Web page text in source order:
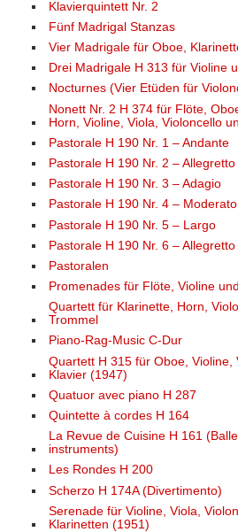
Klavierquintett Nr. 2
Fünf Madrigal Stanzas
Vier Madrigale für Oboe,
Drei Madrigale H 313 für Violine
Nocturnes (Vier Etüden für
Nonett Nr. 2 H 374 für Flöte,
Horn, Violine, Viola, Violoncello
Pastorale H 190 Nr. 1 – Andante
Pastorale H 190 Nr. 2 –
Pastorale H 190 Nr. 3 – Adagio
Pastorale H 190 Nr. 4 – Moderato
Pastorale H 190 Nr. 5 – Largo
Pastorale H 190 Nr. 6 – Allegretto
Pastoralen
Promenades für Flöte, Violine
Quartett für Klarinette, Horn,
Trommel
Piano-Rag-Music C-Dur
Quartett H 315 für Oboe, Violine,
Klavier (1947)
Quatuor avec piano H 287
Quintette à cordes H 164
La Revue de Cuisine H 161
instruments)
Les Rondes H 200
Scherzo H 174A (Divertimento)
Serenade für Violine, Viola,
Klarinetten (1951)